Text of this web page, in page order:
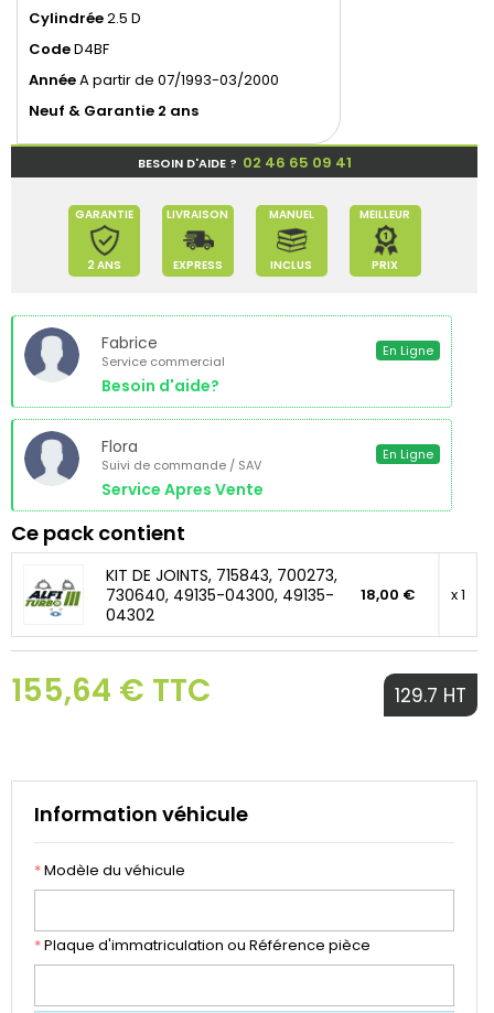
Cylindrée2.5 D
CodeD4BF
AnnéeA partir de 07/1993-03/2000
Neuf & Garantie 2 ans
BESOIN D'AIDE ? 02 46 65 09 41
GARANTIE
2 ANS
LIVRAISON
EXPRESS
MANUEL
INCLUS
MEILLEUR
PRIX
Fabrice
Service commercial
Besoin d'aide?
En Ligne
Flora
Suivi de commande / SAV
Service Apres Vente
En Ligne
Ce pack contient
KIT DE JOINTS, 715843, 700273,
730640, 49135-04300, 49135-
04302
18,00 € x 1
155,64 € TTC 129.7 HT
Information véhicule
*Modèle du véhicule
*Plaque d'immatriculation ou Référence pièce